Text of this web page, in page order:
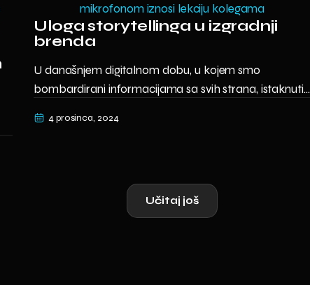
Uloga storytellinga u izgradnji
brenda
U današnjem digitalnom dobu, u kojem smo
bombardirani informacijama sa svih strana, istaknuti...
4 prosinca, 2024
Učitaj još